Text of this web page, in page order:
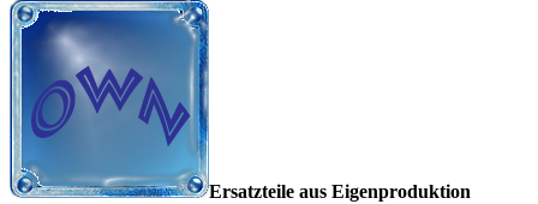
Ersatzteile aus Eigenproduktion